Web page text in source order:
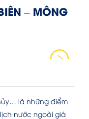
– MÔNG
là những điểm
nước ngoài giá